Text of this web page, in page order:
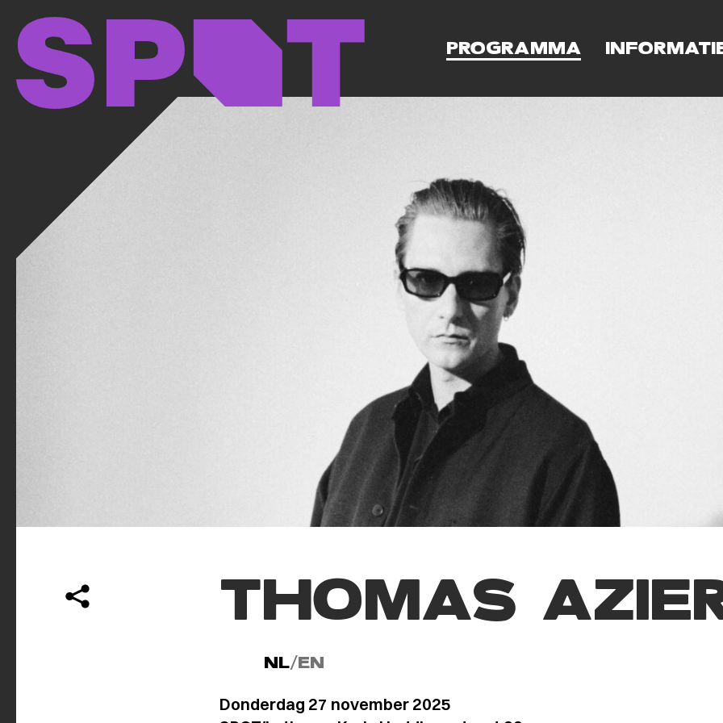
PROGRAMMA
THOMAS
NL/EN
Donderdag 27 november 2025